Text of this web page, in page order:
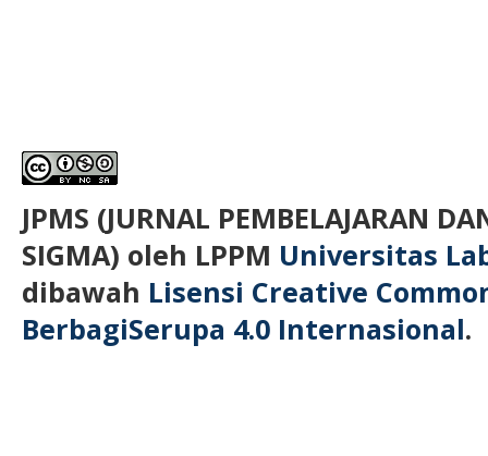
JPMS (JURNAL PEMBELAJARAN
SIGMA) oleh LPPM Universitas
dibawah Lisensi Creative
BerbagiSerupa 4.0 Internasional.